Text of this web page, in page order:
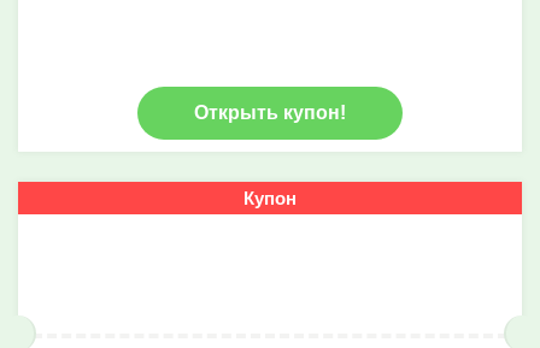
Открыть купон!
Купон